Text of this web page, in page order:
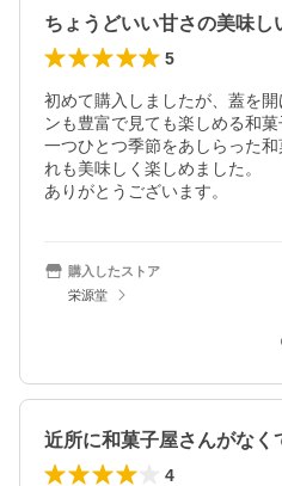
ちょうどいい甘さの美味し
5
初めて購入しましたが、蓋を
ンも豊富で見ても楽しめる和菓
一つひとつ季節をあしらった
れも美味しく楽しめました。
ありがとうございます。
購入したストア
栄源堂
4